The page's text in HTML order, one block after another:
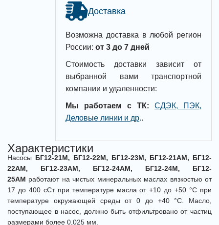
Доставка
Возможна доставка в любой регион
России: от 3 до 7 дней
Стоимость доставки зависит от
выбранной вами транспортной
компании и удаленности:
Мы работаем с ТК:
СДЭК, ПЭК,
Деловые линии и др..
Характеристики
Насосы БГ12-21М, БГ12-22М, БГ12-23М, БГ12-21АМ, БГ12-
22АМ, БГ12-23АМ, БГ12-24АМ, БГ12-24М, БГ12-
25АМ работают на чистых минеральных маслах вязкостью от
17 до 400 сСт при температуре масла от +10 до +50 °С при
температуре окружающей среды от 0 до +40 °С. Масло,
поступающее в насос, должно быть отфильтровано от частиц
размерами более 0,025 мм.